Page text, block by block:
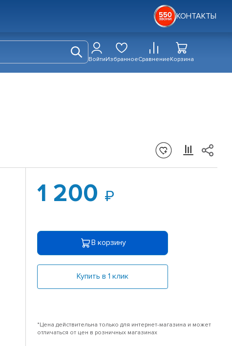
КОНТАКТЫ
ВойтиИзбранноеСравнениеКорзина
1 200
В корзину
Купить в 1 клик
*Цена действительна только для интернет-магазина и может
отличаться от цен в розничных магазинах